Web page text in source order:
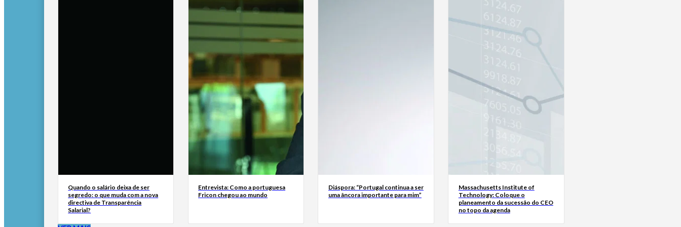
Quando o salário deixa de ser
segredo: o que muda com a nova
directiva de Transparência
Salarial?
Entrevista: Como a portuguesa
Fricon chegou ao mundo
Diáspora: “Portugal continua a ser
uma âncora importante para mim”
Massachusetts Institute of
Technology: Coloque o
planeamento da sucessão do CEO
no topo da agenda